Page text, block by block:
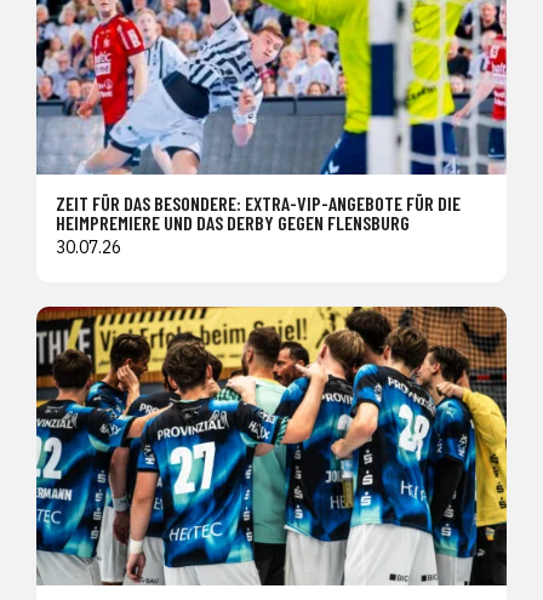
ZEIT FÜR DAS BESONDERE: EXTRA-VIP-ANGEBOTE FÜR DIE
HEIMPREMIERE UND DAS DERBY GEGEN FLENSBURG
30.07.26